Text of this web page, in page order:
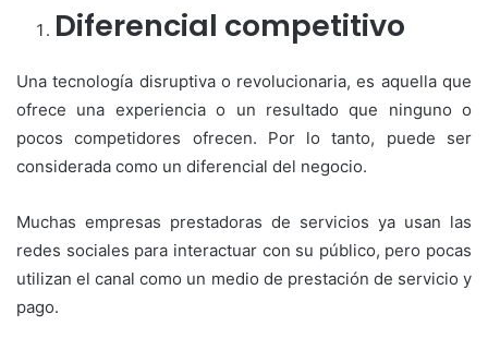
Diferencial competitivo
Una tecnología disruptiva o revolucionaria, es aquella que
ofrece una experiencia o un resultado que ninguno o
pocos competidores ofrecen. Por lo tanto, puede ser
considerada como un diferencial del negocio.
Muchas empresas prestadoras de servicios ya usan las
redes sociales para interactuar con su público, pero pocas
utilizan el canal como un medio de prestación de servicio y
pago.